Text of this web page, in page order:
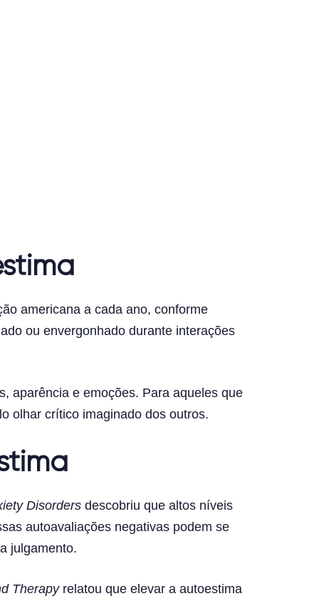
americana a cada ano, conforme
ou envergonhado durante interações
aparência e emoções. Para aqueles que
olhar crítico imaginado dos outros.
Disorders descobriu que altos níveis
autoavaliações negativas podem se
julgamento.
Therapyrelatou que elevar a autoestima